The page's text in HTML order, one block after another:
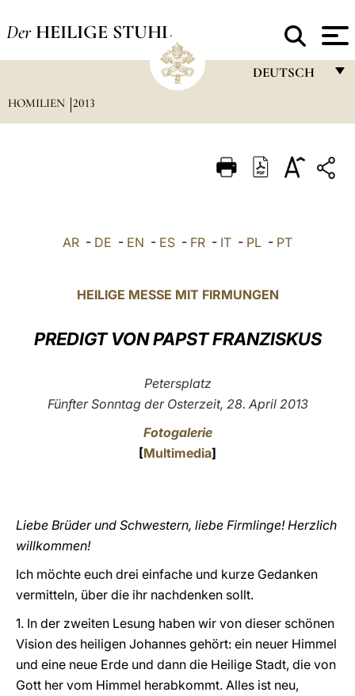
Der HEILIGE STUHL
DEUTSCH
ITALIANO
POLSKI
中文
HOMILIEN 2013
AR - DE - EN - ES - FR - IT - PL - PT
HEILIGE MESSE MIT FIRMUNGEN
PREDIGT VON PAPST FRANZISKUS
Petersplatz
Fünfter Sonntag der Osterzeit, 28. April 2013
Fotogalerie
[Multimedia]
Liebe Brüder und Schwestern, liebe Firmlinge! Herzlich
willkommen!
Ich möchte euch drei einfache und kurze Gedanken
vermitteln, über die ihr nachdenken sollt.
1. In der zweiten Lesung haben wir von dieser schönen
Vision des heiligen Johannes gehört: ein neuer Himmel
und eine neue Erde und dann die Heilige Stadt, die von
Gott her vom Himmel herabkommt. Alles ist neu,